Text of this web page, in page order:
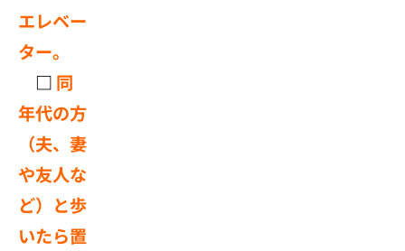
エレベー
ター。
□ 同
年代の方
（夫、妻
や友人な
ど）と歩
いたら置